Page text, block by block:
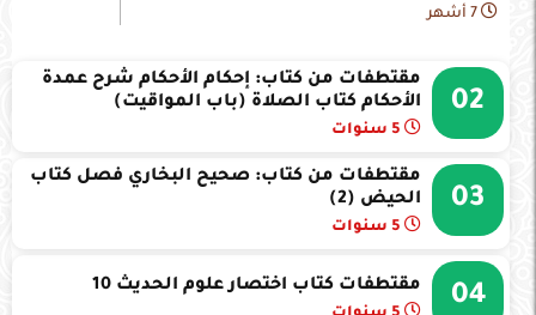
02
مقتطفات من كتاب: إحكام الأحكام شرح عمدة
الأحكام كتاب الصلاة (باب المواقيت)
03
مقتطفات من كتاب: صحيح البخاري فصل كتاب
الحيض (2)
04 مقتطفات كتاب اختصار علوم الحديث 10